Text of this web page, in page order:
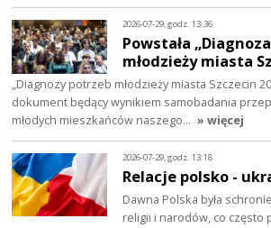
2026-07-29, godz. 13:36
Powstała
młodzieży miasta
„Diagnozy potrzeb młodzieży miasta Szczecin
dokument będący wynikiem samobadania
młodych mieszkańców naszego… » więcej
2026-07-29, godz. 13:18
Relacje polsko -
Dawna Polska była
religii i narodów, co często